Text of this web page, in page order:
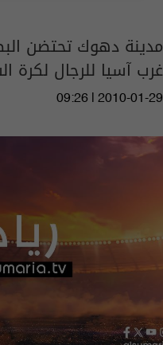
مدينة دهوك تحتضن
غرب آسيا للرجال لكرة
09:26 | 2010-01-29